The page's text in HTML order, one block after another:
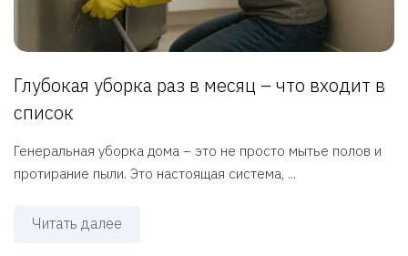
Глубокая уборка раз в месяц – что входит в
список
Генеральная уборка дома – это не просто мытье полов и
протирание пыли. Это настоящая система, ...
Читать далее